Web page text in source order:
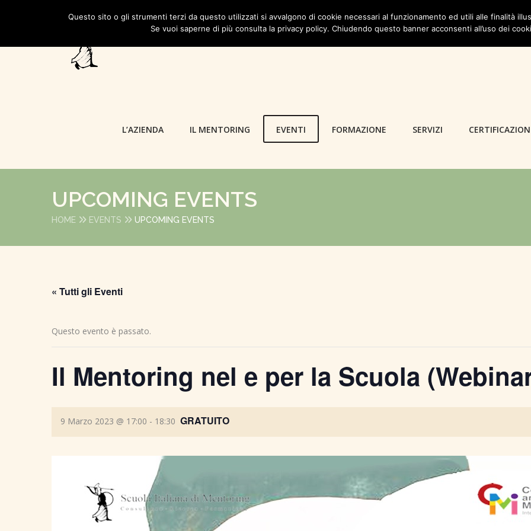
L’AZIENDA IL MENTORING EVENTI FORMAZIONE SERVIZI
UPCOMING EVENTS
HOME EVENTS UPCOMING EVENTS
« Tutti gli Eventi
Questo evento è passato.
Il Mentoring nel e per la Scuola
9 Marzo 2023 @ 17:00 - 18:30 GRATUITO
Questo sito o gli strumenti terzi da questo utilizzati si avvalgono di cookie necessari al funzionamento ed utili alle finalità
Se vuoi saperne di più consulta la privacy policy. Chiudendo questo banner acconsenti all’uso dei